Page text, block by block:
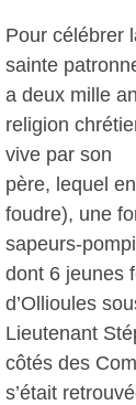
Pour célébrer
sainte
a deux mille
religion
vive par son
père, lequel
foudre), une
sapeurs-
dont 6 jeunes
d’Ollioules
Lieutenant
côtés des
s’était